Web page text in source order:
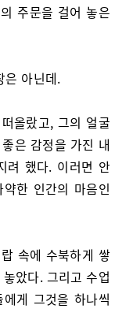
주문을 걸어 놓은
은 아닌데.
올랐고, 그의 얼굴
은 감정을 가진 내
려 했다. 이러면 안
한 인간의 마음인
속에 수북하게 쌓
았다. 그리고 수업
게 그것을 하나씩